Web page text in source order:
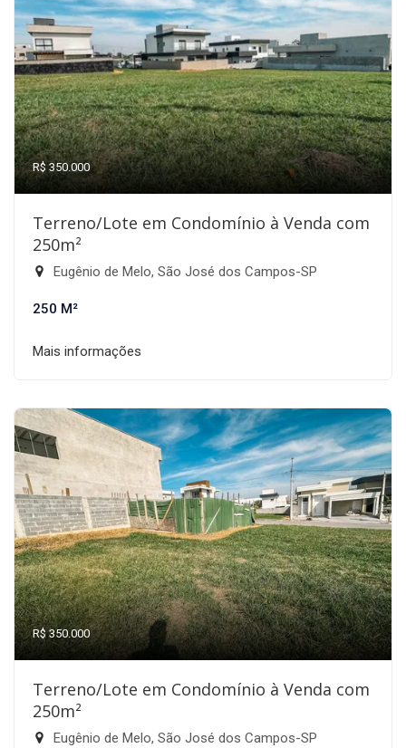
R$ 350.000
Terreno/Lote em Condomínio à Venda com
250m²
Eugênio de Melo, São José dos Campos-SP
250 M²
Mais informações
R$ 350.000
Terreno/Lote em Condomínio à Venda com
250m²
Eugênio de Melo, São José dos Campos-SP